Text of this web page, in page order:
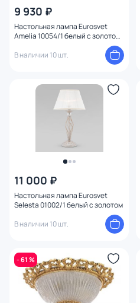
9 930 ₽
Настольная лампа Eurosvet
Amelia 10054/1 белый с золотом/
прозрачный хрусталь Strotskis
В наличии 10 шт.
11 000 ₽
Настольная лампа Eurosvet
Selesta 01002/1 белый с золотом
В наличии 10 шт.
- 61 %